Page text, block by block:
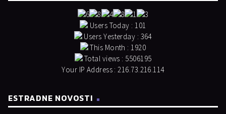
Users Today : 101
Users Yesterday : 364
This Month : 1920
Total views : 5506195
Your IP Address : 216.73.216.114
ESTRADNE NOVOSTI